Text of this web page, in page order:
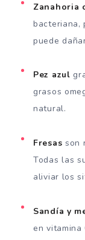
Zanahoria
bacteriana,
puede
Pez azul
grasos
natural.
Fresas son
Todas las
aliviar los
Sandía y
en vitamina